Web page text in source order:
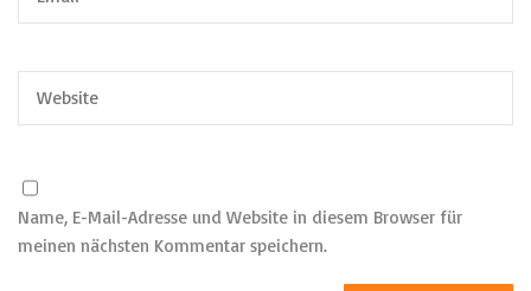
Name, E-Mail-Adresse und Website in diesem Browser für
meinen nächsten Kommentar speichern.